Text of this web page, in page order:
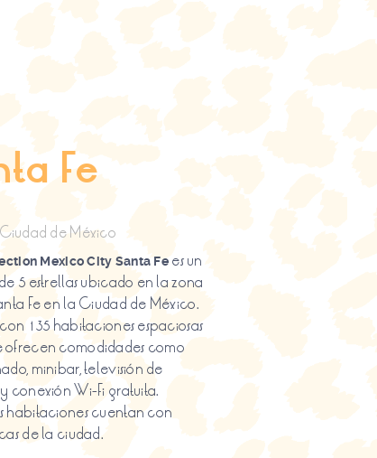
Fe
Ciudad de México
Mexico City Santa Fe es un
5 estrellas ubicado en la zona
Fe en la Ciudad de México.
135 habitaciones espaciosas
ofrecen comodidades como
minibar, televisión de
conexión Wi-Fi gratuita.
habitaciones cuentan con
de la ciudad.